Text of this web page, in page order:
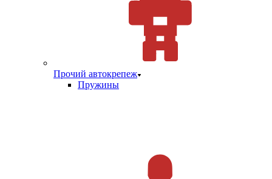
Прочий автокрепеж
Пружины